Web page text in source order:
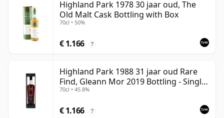
Highland Park 1978 30 jaar oud, The
Old Malt Cask Bottling with Box
70cl • 50%
€ 1.166 ?
Highland Park 1988 31 jaar oud Rare
Find, Gleann Mor 2019 Bottling - Single
Cask
70cl • 45.8%
€ 1.166 ?